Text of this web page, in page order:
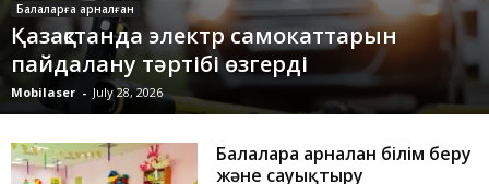
Балаларға арналған
Қазақстанда электр самокаттарын
пайдалану тәртібі өзгерді
Mobilaser - July 28, 2026
Балаларға арналған білім беру
және сауықтыру